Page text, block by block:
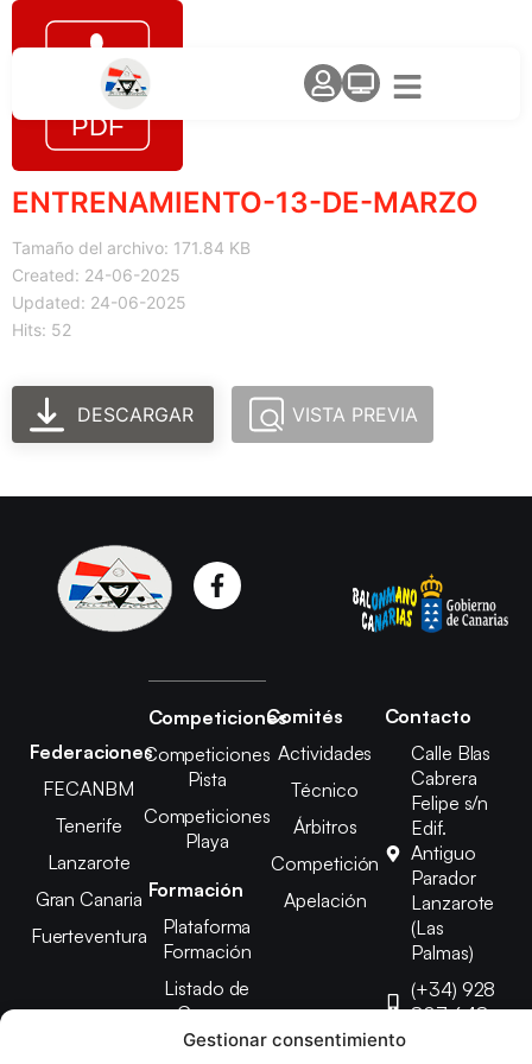
Gestionar consentimiento
ENTRENAMIENTO-13-DE-MARZO
Tamaño del archivo: 171.84 KB
Created: 24-06-2025
Updated: 24-06-2025
Hits: 52
DESCARGAR VISTA PREVIA
Federaciones
FECANBM
Tenerife
Lanzarote
Gran Canaria
Fuerteventura
Competiciones
Competiciones
Pista
Competiciones
Playa
Formación
Plataforma
Formación
Listado de
Cursos
Comités
Actividades
Técnico
Árbitros
Competición
Apelación
Contacto
Calle Blas
Cabrera
Felipe s/n
Edif.
Antiguo
Parador
Lanzarote
(Las
Palmas)
(+34) 928
807 648